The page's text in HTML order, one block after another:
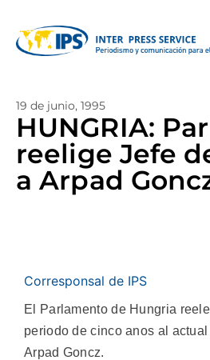
19 de junio, 1995
HUNGRIA:
reelige Jefe
a Arpad
Corresponsal de IPS
El Parlamento de Hungria
periodo de cinco anos al
Arpad Goncz.